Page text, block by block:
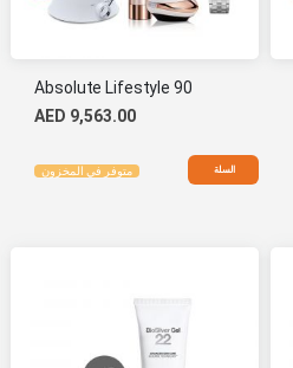
Absolute Lifestyle 90
AED 9,563.00
متوفر في المخزون السلة